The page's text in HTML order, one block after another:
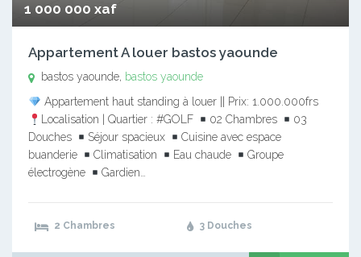
1 000 000 xaf
Appartement A louer bastos yaounde
bastos yaounde, bastos yaounde
Appartement haut standing à louer || Prix: 1.000.000frs
Localisation | Quartier : #GOLF
02 Chambres
03
Douches
Séjour spacieux
Cuisine avec espace
buanderie
Climatisation Eau chaude
Groupe
électrogène
Gardien…
2 Chambres 3 Douches